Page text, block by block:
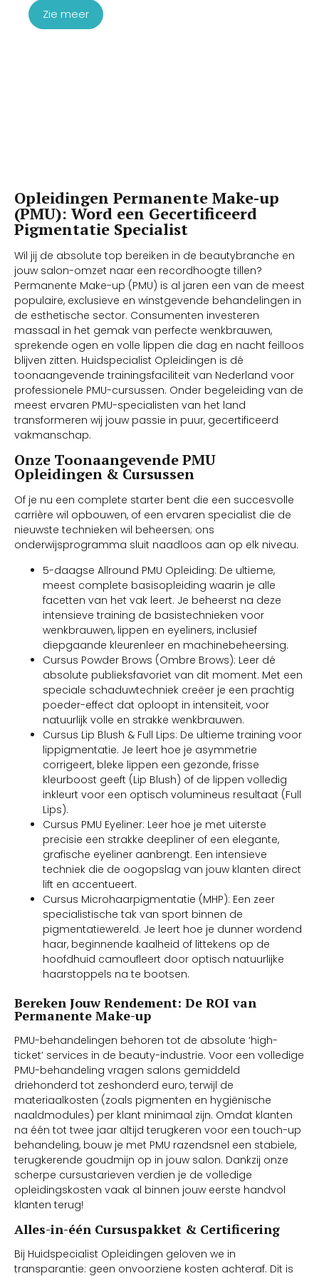
Zie meer
Opleidingen Permanente Make-up
(PMU): Word een Gecertificeerd
Pigmentatie Specialist
Wil jij de absolute top bereiken in de beautybranche en
jouw salon-omzet naar een recordhoogte tillen?
Permanente Make-up (PMU) is al jaren een van de meest
populaire, exclusieve en winstgevende behandelingen in
de esthetische sector. Consumenten investeren
massaal in het gemak van perfecte wenkbrauwen,
sprekende ogen en volle lippen die dag en nacht feilloos
blijven zitten. Huidspecialist Opleidingen is dé
toonaangevende trainingsfaciliteit van Nederland voor
professionele PMU-cursussen. Onder begeleiding van de
meest ervaren PMU-specialisten van het land
transformeren wij jouw passie in puur, gecertificeerd
vakmanschap.
Onze Toonaangevende PMU
Opleidingen & Cursussen
Of je nu een complete starter bent die een succesvolle
carrière wil opbouwen, of een ervaren specialist die de
nieuwste technieken wil beheersen; ons
onderwijsprogramma sluit naadloos aan op elk niveau.
5-daagse Allround PMU Opleiding: De ultieme,
meest complete basisopleiding waarin je alle
facetten van het vak leert. Je beheerst na deze
intensieve training de basistechnieken voor
wenkbrauwen, lippen en eyeliners, inclusief
diepgaande kleurenleer en machinebeheersing.
Cursus Powder Brows (Ombre Brows): Leer dé
absolute publieksfavoriet van dit moment. Met een
speciale schaduwtechniek creëer je een prachtig
poeder-effect dat oploopt in intensiteit, voor
natuurlijk volle en strakke wenkbrauwen.
Cursus Lip Blush & Full Lips: De ultieme training voor
lippigmentatie. Je leert hoe je asymmetrie
corrigeert, bleke lippen een gezonde, frisse
kleurboost geeft (Lip Blush) of de lippen volledig
inkleurt voor een optisch volumineus resultaat (Full
Lips).
Cursus PMU Eyeliner: Leer hoe je met uiterste
precisie een strakke deepliner of een elegante,
grafische eyeliner aanbrengt. Een intensieve
techniek die de oogopslag van jouw klanten direct
lift en accentueert.
Cursus Microhaarpigmentatie (MHP): Een zeer
specialistische tak van sport binnen de
pigmentatiewereld. Je leert hoe je dunner wordend
haar, beginnende kaalheid of littekens op de
hoofdhuid camoufleert door optisch natuurlijke
haarstoppels na te bootsen.
Bereken Jouw Rendement: De ROI van
Permanente Make-up
PMU-behandelingen behoren tot de absolute ‘high-
ticket’ services in de beauty-industrie. Voor een volledige
PMU-behandeling vragen salons gemiddeld
driehonderd tot zeshonderd euro, terwijl de
materiaalkosten (zoals pigmenten en hygiënische
naaldmodules) per klant minimaal zijn. Omdat klanten
na één tot twee jaar altijd terugkeren voor een touch-up
behandeling, bouw je met PMU razendsnel een stabiele,
terugkerende goudmijn op in jouw salon. Dankzij onze
scherpe cursustarieven verdien je de volledige
opleidingskosten vaak al binnen jouw eerste handvol
klanten terug!
Alles-in-één Cursuspakket & Certificering
Bij Huidspecialist Opleidingen geloven we in
transparantie: geen onvoorziene kosten achteraf. Dit is